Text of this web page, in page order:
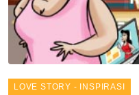
LOVE STORY - INSPIRASI